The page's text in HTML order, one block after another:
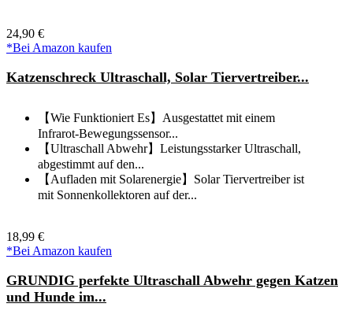
24,90 €
*Bei Amazon kaufen
Katzenschreck Ultraschall, Solar Tiervertreiber...
【Wie Funktioniert Es】Ausgestattet mit einem
Infrarot-Bewegungssensor...
【Ultraschall Abwehr】Leistungsstarker Ultraschall,
abgestimmt auf den...
【Aufladen mit Solarenergie】Solar Tiervertreiber ist
mit Sonnenkollektoren auf der...
18,99 €
*Bei Amazon kaufen
GRUNDIG perfekte Ultraschall Abwehr gegen Katzen
und Hunde im...